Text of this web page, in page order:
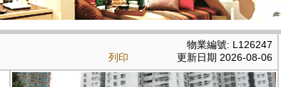
列印
物業編號: L126247
更新日期 2026-08-06